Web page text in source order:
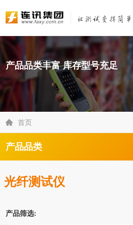
产品品类丰富 库存型号充足
 首页
产品品类
光纤测试仪
产品筛选: